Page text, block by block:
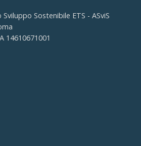
Sostenibile ETS - ASviS
14610671001